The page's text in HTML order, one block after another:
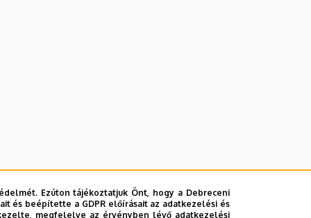
Ezúton tájékoztatjuk Önt, hogy a Debreceni
és beépítette a GDPR előírásait az adatkezelési és
megfelelve az érvényben lévő adatkezelési